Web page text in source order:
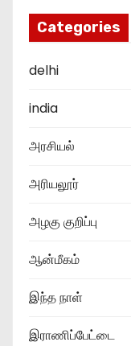
Categories
delhi
india
அரசியல்
அரியலூர்
அழகு குறிப்பு
ஆன்மீகம்
இந்த நாள்
இராணிப்பேட்டை